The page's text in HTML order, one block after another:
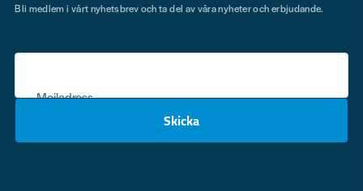
Mejladress
Skicka
Bli medlem i vårt nyhetsbrev och ta del av våra nyheter och erbjudande.